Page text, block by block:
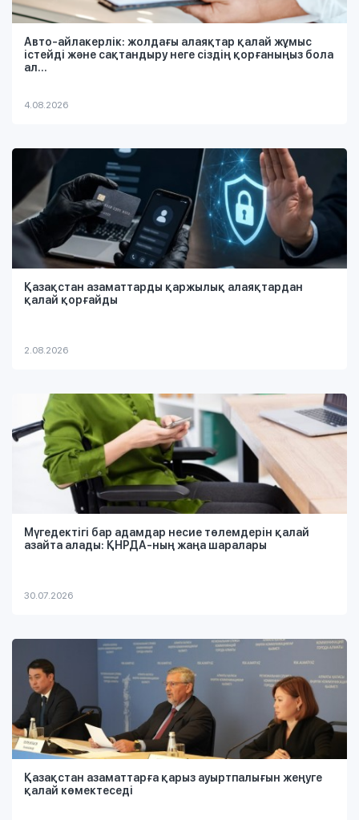
Авто-айлакерлік: жолдағы алаяқтар қалай жұмыс
істейді және сақтандыру неге сіздің қорғаныңыз бола
ал...
4.08.2026
Қазақстан азаматтарды қаржылық алаяқтардан
қалай қорғайды
2.08.2026
Мүгедектігі бар адамдар несие төлемдерін қалай
азайта алады: ҚНРДА-ның жаңа шаралары
30.07.2026
Қазақстан азаматтарға қарыз ауыртпалығын жеңуге
қалай көмектеседі